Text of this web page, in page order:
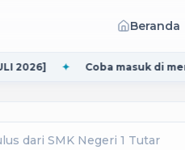
Beranda
masuk di menu Info Untuk